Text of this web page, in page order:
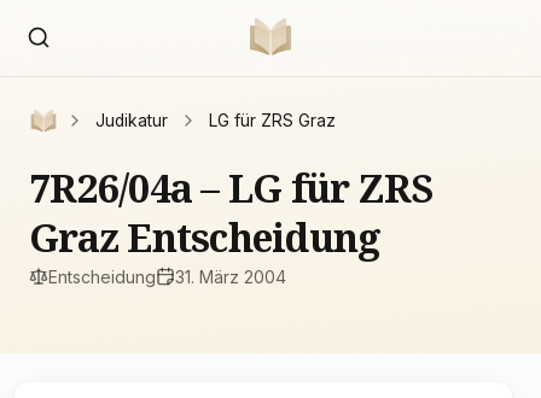
Judikatur LG für ZRS Graz
7R26/04a – LG für ZRS
Graz Entscheidung
Entscheidung 31. März 2004